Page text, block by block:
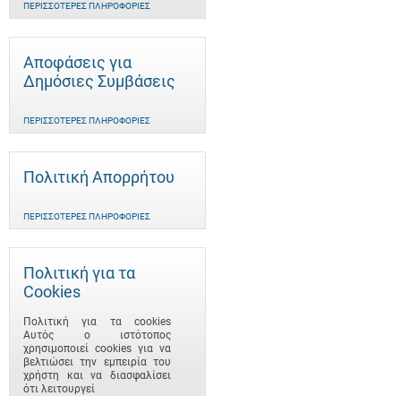
ΠΕΡΙΣΣΌΤΕΡΕΣ ΠΛΗΡΟΦΟΡΊΕΣ
Αποφάσεις για
Δημόσιες Συμβάσεις
ΠΕΡΙΣΣΌΤΕΡΕΣ ΠΛΗΡΟΦΟΡΊΕΣ
Πολιτική Απορρήτου
ΠΕΡΙΣΣΌΤΕΡΕΣ ΠΛΗΡΟΦΟΡΊΕΣ
Πολιτική για τα
Cookies
Πολιτική για τα cookies
Αυτός ο ιστότοπος
χρησιμοποιεί cookies για να
βελτιώσει την εμπειρία του
χρήστη και να διασφαλίσει
ότι λειτουργεί